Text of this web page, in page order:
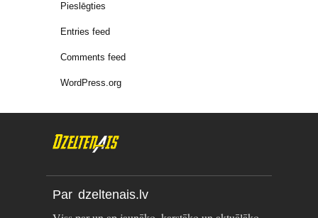
Pieslēgties
Entries feed
Comments feed
WordPress.org
Par dzeltenais.lv